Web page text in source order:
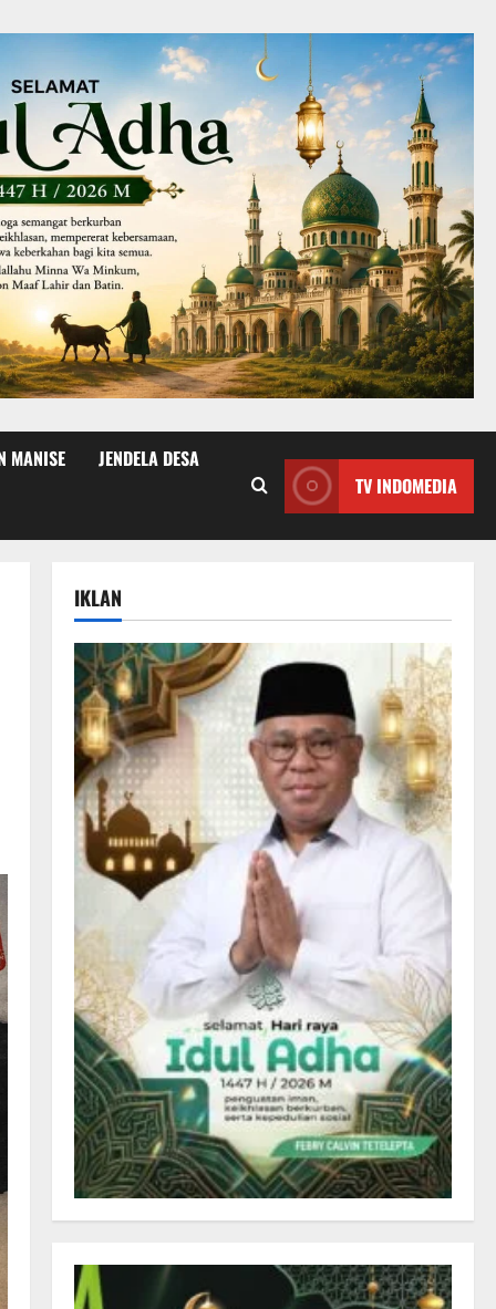
MANISE
JENDELA DESA
TV INDOMEDIA
IKLAN